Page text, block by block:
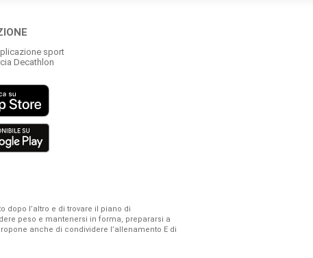
sport
Decathlon
dopo l’altro e di trovare il piano di
peso e mantenersi in forma, prepararsi a
anche di condividere l’allenamento E di